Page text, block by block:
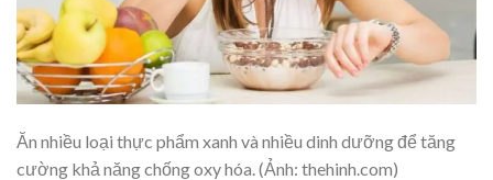
Ăn nhiều loại thực phẩm xanh và nhiều dinh dưỡng để tăng
cường khả năng chống oxy hóa. (Ảnh: thehinh.com)